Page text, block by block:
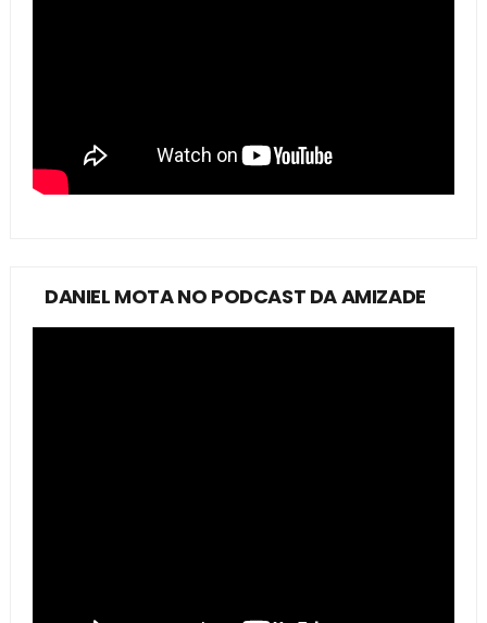
DANIEL MOTA NO PODCAST DA AMIZADE